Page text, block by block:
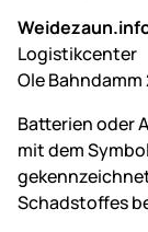
Logistikcenter
Ole
Batterien oder
mit dem
Schadstoffes